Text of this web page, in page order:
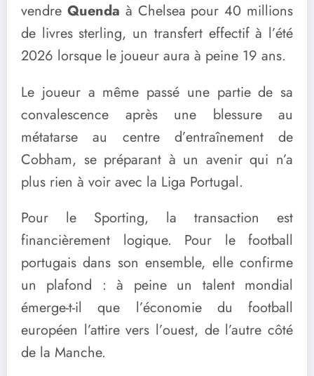
vendre Quenda à Chelsea pour 40 millions
de livres sterling, un transfert effectif à l’été
2026 lorsque le joueur aura à peine 19 ans.
Le joueur a même passé une partie de sa
convalescence après une blessure au
métatarse au centre d’entraînement de
Cobham, se préparant à un avenir qui n’a
plus rien à voir avec la Liga Portugal.
Pour le Sporting, la transaction est
financièrement logique. Pour le football
portugais dans son ensemble, elle confirme
un plafond : à peine un talent mondial
émerge-t-il que l’économie du football
européen l’attire vers l’ouest, de l’autre côté
de la Manche.